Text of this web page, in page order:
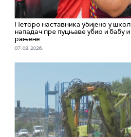
Петоро наставника убијено у
нападач пре пуцњаве убио и бабу
рањене
07. 08. 2026.